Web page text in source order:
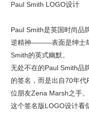
Paul Smith LOGO设计
Paul Smith是英国时尚品
逆精神———表面是绅士
Smith的英式幽默。
无处不在的Paul Smith品
的签名，而是出自70年
位朋友Zena Marsh之手。
这个签名版LOGO设计看